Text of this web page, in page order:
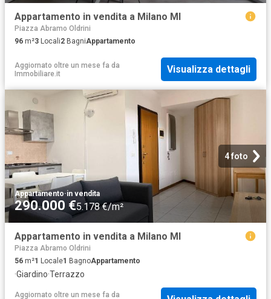
Appartamento in vendita a Milano MI
Piazza Abramo Oldrini
96 m²3 Locali2 BagniAppartamento
Aggiornato oltre un mese fa da
Immobiliare.it
Visualizza dettagli
4 foto
Appartamento·in vendita
290.000 €5.178 €/m²
Appartamento in vendita a Milano MI
Piazza Abramo Oldrini
56 m²1 Locale1 BagnoAppartamento
·Giardino·Terrazzo
Aggiornato oltre un mese fa da